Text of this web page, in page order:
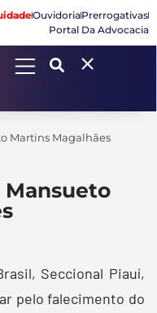
OuvidoriaPrerrogativas
Portal Da Advocacia
Martins Magalhães
Mansueto
Seccional Piauí,
pelo falecimento do